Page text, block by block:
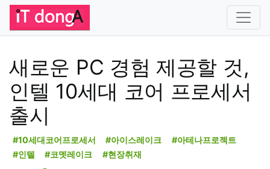
새로운 PC 경험 제공할 것,
인텔 10세대 코어 프로세서
출시
#10세대코어프로세서 #아이스레이크
#아테나프로젝트
#인텔
#코멧레이크 #현장취재